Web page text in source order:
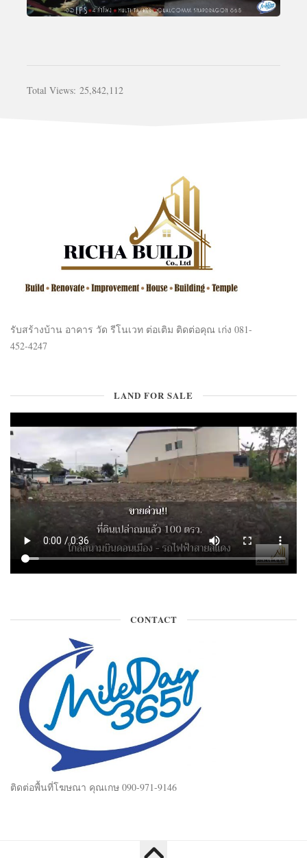
Total Views: 25,842,112
รับสร้างบ้าน อาคาร วัด รีโนเวท ต่อเติม ติดต่อคุณ เก่ง 081-
452-4247
LAND FOR SALE
CONTACT
ติดต่อพื้นที่โฆษณา คุณเกษ 090-971-9146